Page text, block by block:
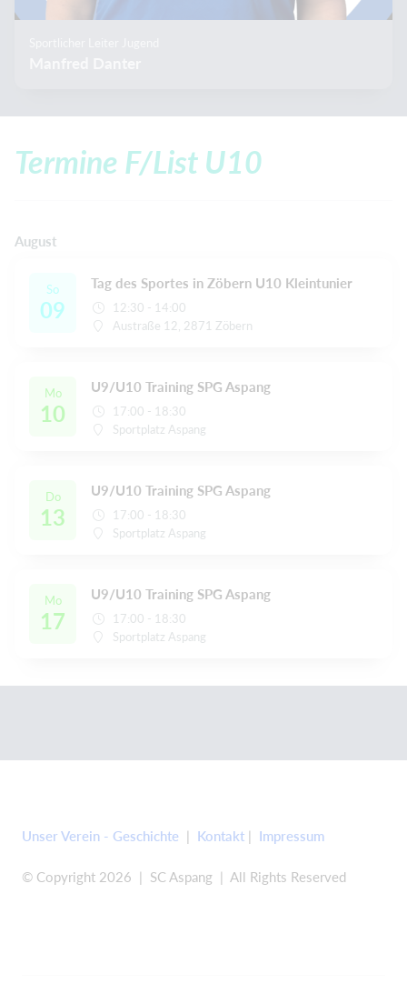
Termine F/List U10
August
So
09
Tag des Sportes in Zöbern U10 Kleintunier
12:30 - 14:00
Austraße 12, 2871 Zöbern
Mo
10
U9/U10 Training SPG Aspang
17:00 - 18:30
Sportplatz Aspang
Do
13
U9/U10 Training SPG Aspang
17:00 - 18:30
Sportplatz Aspang
Mo
17
U9/U10 Training SPG Aspang
17:00 - 18:30
Sportplatz Aspang
Unser Verein - Geschichte | Kontakt | Impressum
© Copyright 2026 | SC Aspang | All Rights Reserved